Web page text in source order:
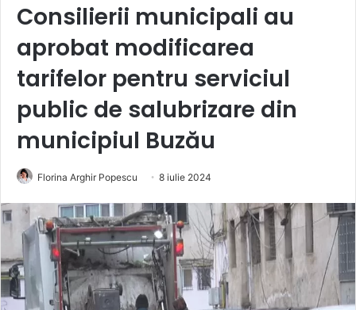
Consilierii municipali au
aprobat modificarea
tarifelor pentru serviciul
public de salubrizare din
municipiul Buzău
Florina Arghir Popescu 8 iulie 2024